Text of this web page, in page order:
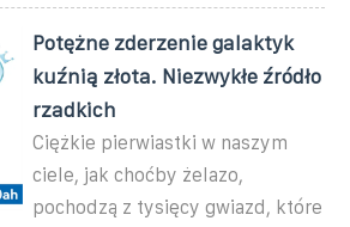
Potężne zderzenie galaktyk
kuźnią złota. Niezwykłe źródło
rzadkich
Ciężkie pierwiastki w naszym
ciele, jak choćby żelazo,
pochodzą z tysięcy gwiazd, które